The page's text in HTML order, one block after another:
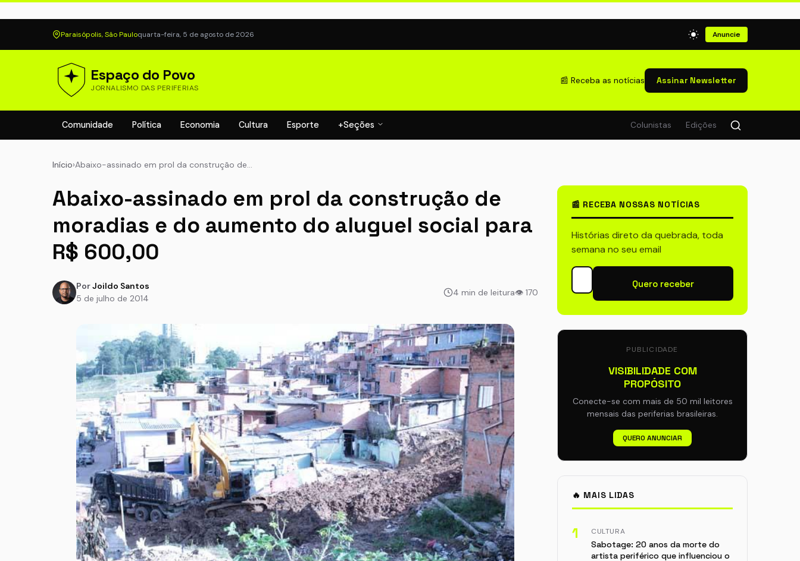
Paraisópolis, São Pauloquarta-feira, 5 de agosto de 2026 Anuncie
Espaço do Povo
JORNALISMO DAS PERIFERIAS
📰 Receba as notícias Assinar Newsletter
Comunidade Política Economia Cultura Esporte +Seções Colunistas Edições
Início›Abaixo-assinado em prol da construção de…
Abaixo-assinado em prol da construção de
moradias e do aumento do aluguel social para
R$ 600,00
PorJoildo Santos
5 de julho de 2014
4 min de leitura👁 170
📰 RECEBA NOSSAS NOTÍCIAS
Histórias direto da quebrada, toda
semana no seu email
Quero receber
PUBLICIDADE
VISIBILIDADE COM
PROPÓSITO
Conecte-se com mais de 50 mil leitores
mensais das periferias brasileiras.
QUERO ANUNCIAR
🔥 MAIS LIDAS
1 CULTURA
Sabotage: 20 anos da morte do
artista periférico que influenciou o